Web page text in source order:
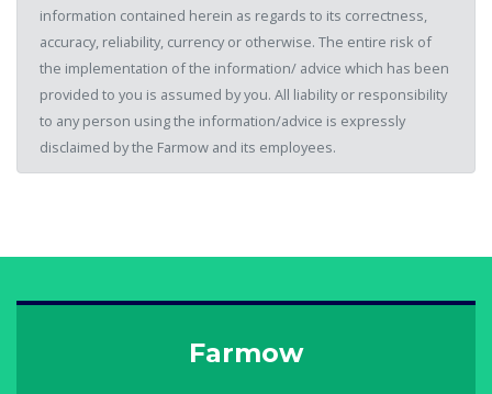
information contained herein as regards to its correctness,
accuracy, reliability, currency or otherwise. The entire risk of
the implementation of the information/ advice which has been
provided to you is assumed by you. All liability or responsibility
to any person using the information/advice is expressly
disclaimed by the Farmow and its employees.
Farmow